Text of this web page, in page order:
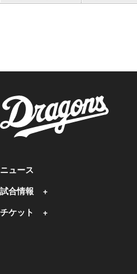
ニュース
試合情報
チケット